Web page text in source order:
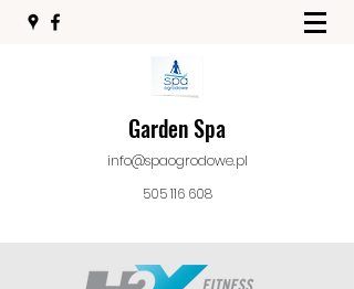
Garden Spa
info@spaogrodowe.pl
505 116 608